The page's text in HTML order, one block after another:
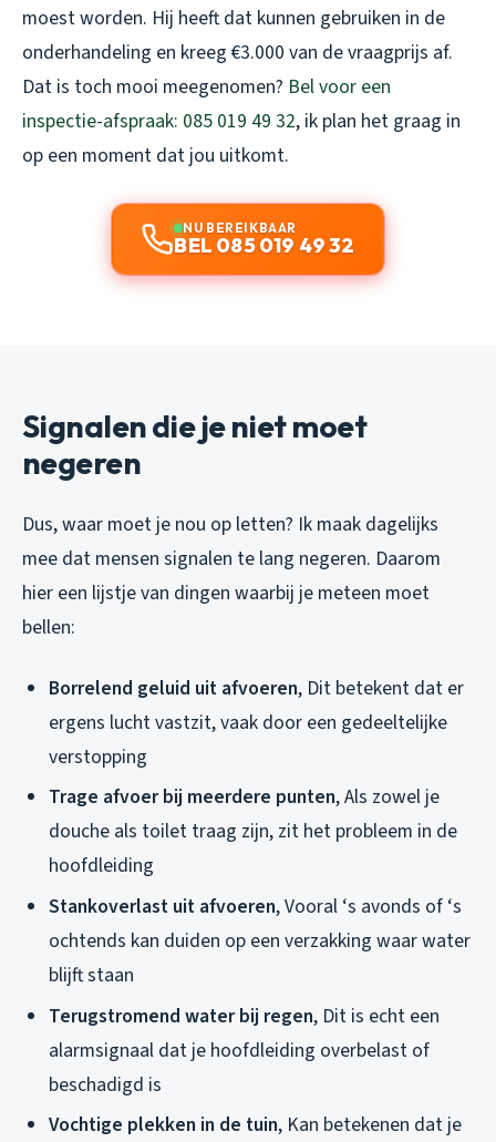
moest worden. Hij heeft dat kunnen gebruiken in de
onderhandeling en kreeg €3.000 van de vraagprijs af.
Dat is toch mooi meegenomen? Bel voor een
inspectie-afspraak: 085 019 49 32, ik plan het graag in
op een moment dat jou uitkomt.
NU BEREIKBAAR
BEL 085 019 49 32
Signalen die je niet moet
negeren
Dus, waar moet je nou op letten? Ik maak dagelijks
mee dat mensen signalen te lang negeren. Daarom
hier een lijstje van dingen waarbij je meteen moet
bellen:
Borrelend geluid uit afvoeren, Dit betekent dat er
ergens lucht vastzit, vaak door een gedeeltelijke
verstopping
Trage afvoer bij meerdere punten, Als zowel je
douche als toilet traag zijn, zit het probleem in de
hoofdleiding
Stankoverlast uit afvoeren, Vooral ‘s avonds of ‘s
ochtends kan duiden op een verzakking waar water
blijft staan
Terugstromend water bij regen, Dit is echt een
alarmsignaal dat je hoofdleiding overbelast of
beschadigd is
Vochtige plekken in de tuin, Kan betekenen dat je